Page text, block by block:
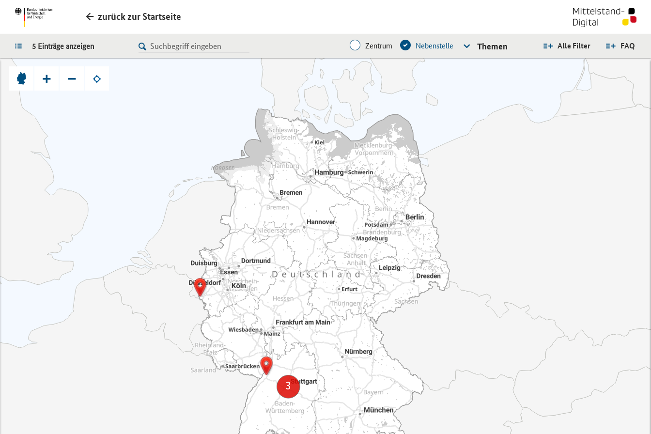
zurück zur Startseite
LISTE FAQ
Alle Filter
Zentrum Nebenstelle Themen
5 Einträge anzeigen
+ −